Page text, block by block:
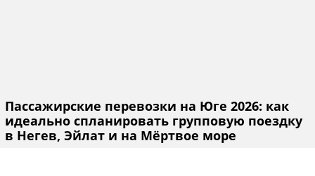
Пассажирские перевозки на Юге 2026: как
идеально спланировать групповую поездку
в Негев, Эйлат и на Мёртвое море